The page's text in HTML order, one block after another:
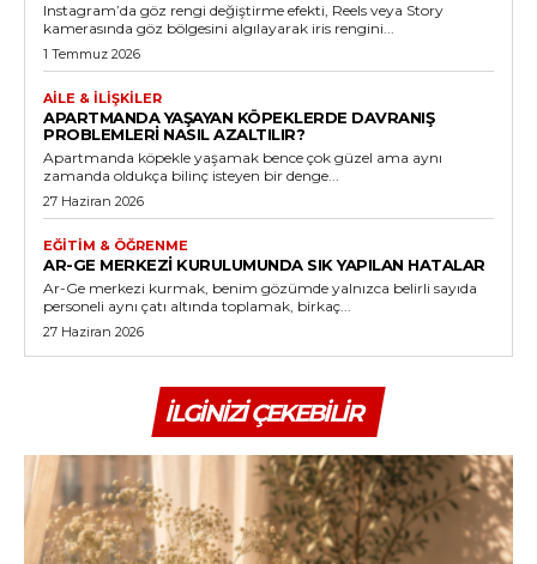
Instagram’da göz rengi değiştirme efekti, Reels veya Story
kamerasında göz bölgesini algılayarak iris rengini...
1 Temmuz 2026
AILE & İLIŞKILER
APARTMANDA YAŞAYAN KÖPEKLERDE DAVRANIŞ
PROBLEMLERI NASIL AZALTILIR?
Apartmanda köpekle yaşamak bence çok güzel ama aynı
zamanda oldukça bilinç isteyen bir denge...
27 Haziran 2026
EĞITIM & ÖĞRENME
AR-GE MERKEZI KURULUMUNDA SIK YAPILAN HATALAR
Ar-Ge merkezi kurmak, benim gözümde yalnızca belirli sayıda
personeli aynı çatı altında toplamak, birkaç...
27 Haziran 2026
İLGINIZI ÇEKEBILIR